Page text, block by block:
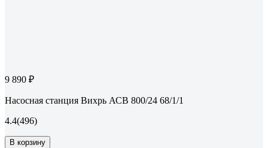
9 890 ₽
Насосная станция Вихрь АСВ 800/24 68/1/1
4.4(496)
В корзину